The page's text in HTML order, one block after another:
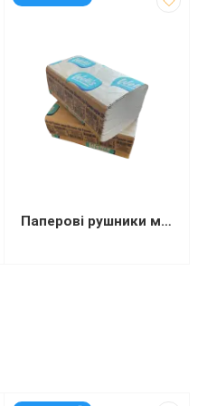
Паперові рушники макулатурні “WELLiS” V-складання сірі 200 листів